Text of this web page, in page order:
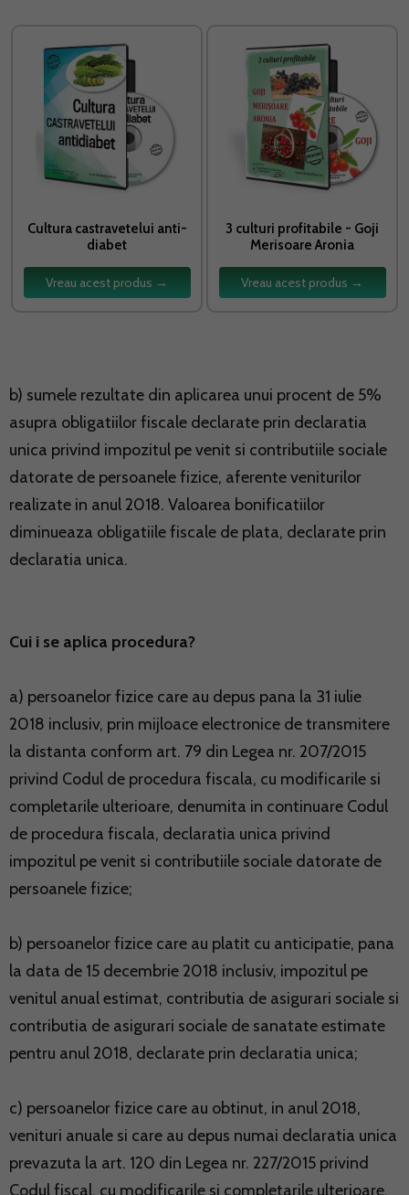
Cultura castravetelui anti-
diabet
Vreau acest produs →
3 culturi profitabile - Goji
Merisoare Aronia
Vreau acest produs →
b) sumele rezultate din aplicarea unui procent de 5%
asupra obligatiilor fiscale declarate prin declaratia
unica privind impozitul pe venit si contributiile sociale
datorate de persoanele fizice, aferente veniturilor
realizate in anul 2018. Valoarea bonificatiilor
diminueaza obligatiile fiscale de plata, declarate prin
declaratia unica.
Cui i se aplica procedura?
a) persoanelor fizice care au depus pana la 31 iulie
2018 inclusiv, prin mijloace electronice de transmitere
la distanta conform art. 79 din Legea nr. 207/2015
privind Codul de procedura fiscala, cu modificarile si
completarile ulterioare, denumita in continuare Codul
de procedura fiscala, declaratia unica privind
impozitul pe venit si contributiile sociale datorate de
persoanele fizice;
b) persoanelor fizice care au platit cu anticipatie, pana
la data de 15 decembrie 2018 inclusiv, impozitul pe
venitul anual estimat, contributia de asigurari sociale si
contributia de asigurari sociale de sanatate estimate
pentru anul 2018, declarate prin declaratia unica;
c) persoanelor fizice care au obtinut, in anul 2018,
venituri anuale si care au depus numai declaratia unica
prevazuta la art. 120 din Legea nr. 227/2015 privind
Codul fiscal, cu modificarile si completarile ulterioare,